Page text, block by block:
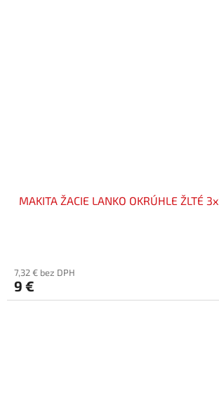
MAKITA ŽACIE LANKO OKRÚHLE ŽLTÉ
7,32 € bez DPH
9 €